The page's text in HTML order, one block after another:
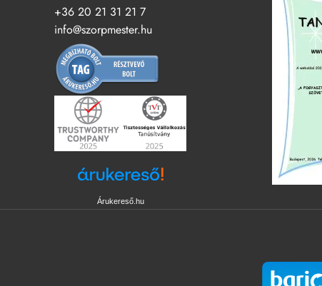
+36 20 21 31 21 7
info@szorpmester.hu
Árukereső.hu